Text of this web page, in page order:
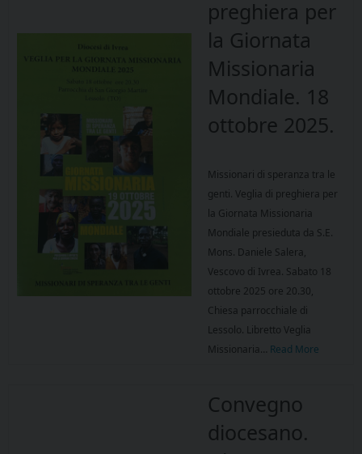
preghiera per
la Giornata
Missionaria
Mondiale. 18
ottobre 2025.
Missionari di speranza tra le
genti. Veglia di preghiera per
la Giornata Missionaria
Mondiale presieduta da S.E.
Mons. Daniele Salera,
Vescovo di Ivrea. Sabato 18
ottobre 2025 ore 20.30,
Chiesa parrocchiale di
Lessolo. Libretto Veglia
Missionaria… Read More
Convegno
diocesano.